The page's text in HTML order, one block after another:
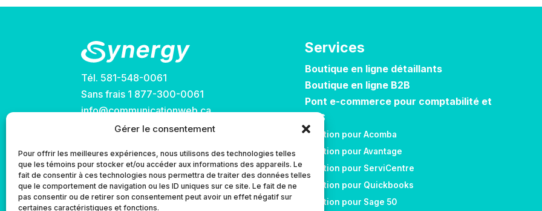
Gérer le consentement
Pour offrir les meilleures expériences, nous utilisons des technologies telles
que les témoins pour stocker et/ou accéder aux informations des appareils. Le
fait de consentir à ces technologies nous permettra de traiter des données telles
que le comportement de navigation ou les ID uniques sur ce site. Le fait de ne
pas consentir ou de retirer son consentement peut avoir un effet négatif sur
certaines caractéristiques et fonctions.
Tél. 581-548-0061
Sans frais 1 877-300-0061
info@communicationweb.ca
Services
Boutique en ligne détaillants
Boutique en ligne B2B
Pont e-commerce pour comptabilité et
POS
Solution pour Acomba
Solution pour Avantage
Solution pour ServiCentre
Solution pour Quickbooks
Solution pour Sage 50